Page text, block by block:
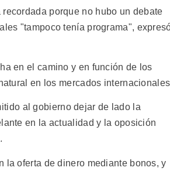
porque no hubo un debate
"tampoco tenía programa",
en el camino y en función de los
en los mercados
al gobierno dejar de lado la
en la actualidad y la oposición
la oferta de dinero mediante bonos, y